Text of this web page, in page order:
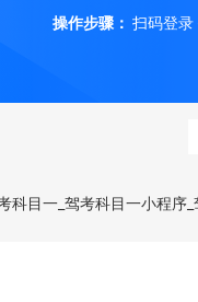
操作步骤： 扫码登录
科目一_驾考科目一小程序